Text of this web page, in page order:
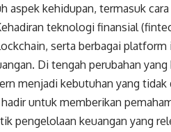
aspek kehidupan, termasuk
teknologi finansial
serta berbagai platform
Di tengah perubahan
menjadi kebutuhan yang tidak
untuk memberikan
pengelolaan keuangan yang